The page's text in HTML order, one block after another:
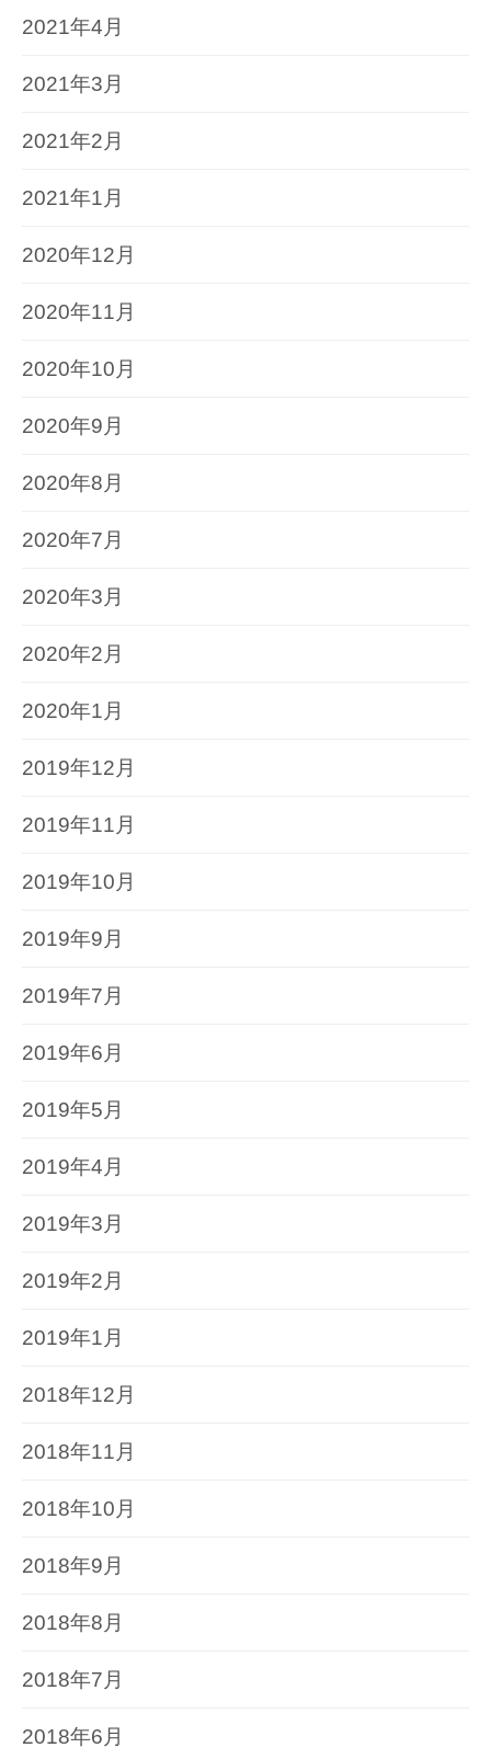
2021年4月
2021年3月
2021年2月
2021年1月
2020年12月
2020年11月
2020年10月
2020年9月
2020年8月
2020年7月
2020年3月
2020年2月
2020年1月
2019年12月
2019年11月
2019年10月
2019年9月
2019年7月
2019年6月
2019年5月
2019年4月
2019年3月
2019年2月
2019年1月
2018年12月
2018年11月
2018年10月
2018年9月
2018年8月
2018年7月
2018年6月